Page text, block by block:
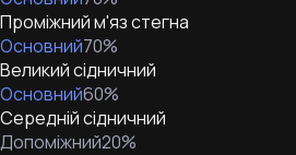
Проміжний м'яз стегна
Основний70%
Великий сідничний
Основний60%
Середній сідничний
Допоміжний20%